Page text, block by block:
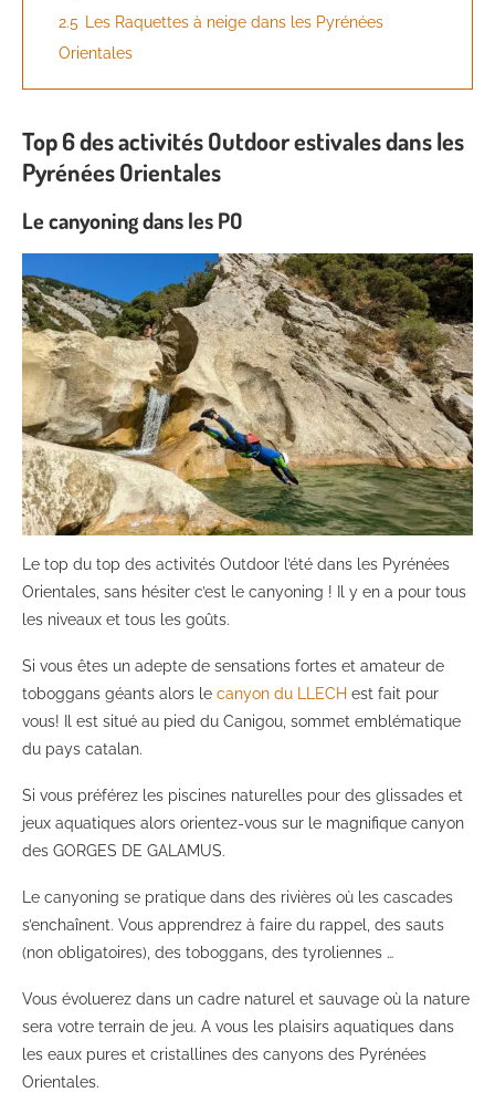
2.5
Les Raquettes à neige dans les Pyrénées
Orientales
Top 6 des activités Outdoor estivales dans les
Pyrénées Orientales
Le canyoning dans les PO
Le top du top des activités Outdoor l’été dans les Pyrénées
Orientales, sans hésiter c’est le canyoning ! Il y en a pour tous
les niveaux et tous les goûts.
Si vous êtes un adepte de sensations fortes et amateur de
toboggans géants alors le canyon du LLECH est fait pour
vous! Il est situé au pied du Canigou, sommet emblématique
du pays catalan.
Si vous préférez les piscines naturelles pour des glissades et
jeux aquatiques alors orientez-vous sur le magnifique canyon
des GORGES DE GALAMUS.
Le canyoning se pratique dans des rivières où les cascades
s’enchaînent. Vous apprendrez à faire du rappel, des sauts
(non obligatoires), des toboggans, des tyroliennes …
Vous évoluerez dans un cadre naturel et sauvage où la nature
sera votre terrain de jeu. A vous les plaisirs aquatiques dans
les eaux pures et cristallines des canyons des Pyrénées
Orientales.